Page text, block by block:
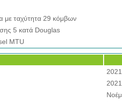
με ταχύτητα 29 κόμβων
5 κατά Douglas
MTU
2021
2021